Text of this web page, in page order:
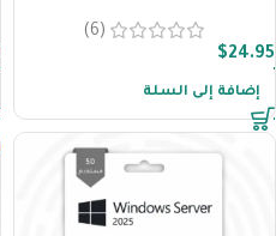
(6)
$24.95
إضافة إلى السلة